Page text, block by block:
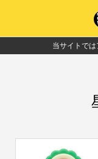
当サイトで